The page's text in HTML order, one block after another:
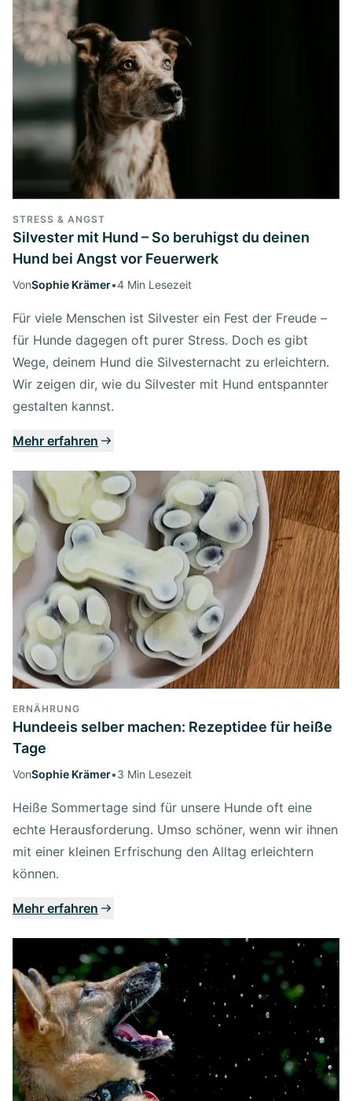
STRESS & ANGST
Silvester mit Hund – So beruhigst du deinen
Hund bei Angst vor Feuerwerk
VonSophie Krämer•4 Min Lesezeit
Für viele Menschen ist Silvester ein Fest der Freude –
für Hunde dagegen oft purer Stress. Doch es gibt
Wege, deinem Hund die Silvesternacht zu erleichtern.
Wir zeigen dir, wie du Silvester mit Hund entspannter
gestalten kannst.
Mehr erfahren
ERNÄHRUNG
Hundeeis selber machen: Rezeptidee für heiße
Tage
VonSophie Krämer•3 Min Lesezeit
Heiße Sommertage sind für unsere Hunde oft eine
echte Herausforderung. Umso schöner, wenn wir ihnen
mit einer kleinen Erfrischung den Alltag erleichtern
können.
Mehr erfahren